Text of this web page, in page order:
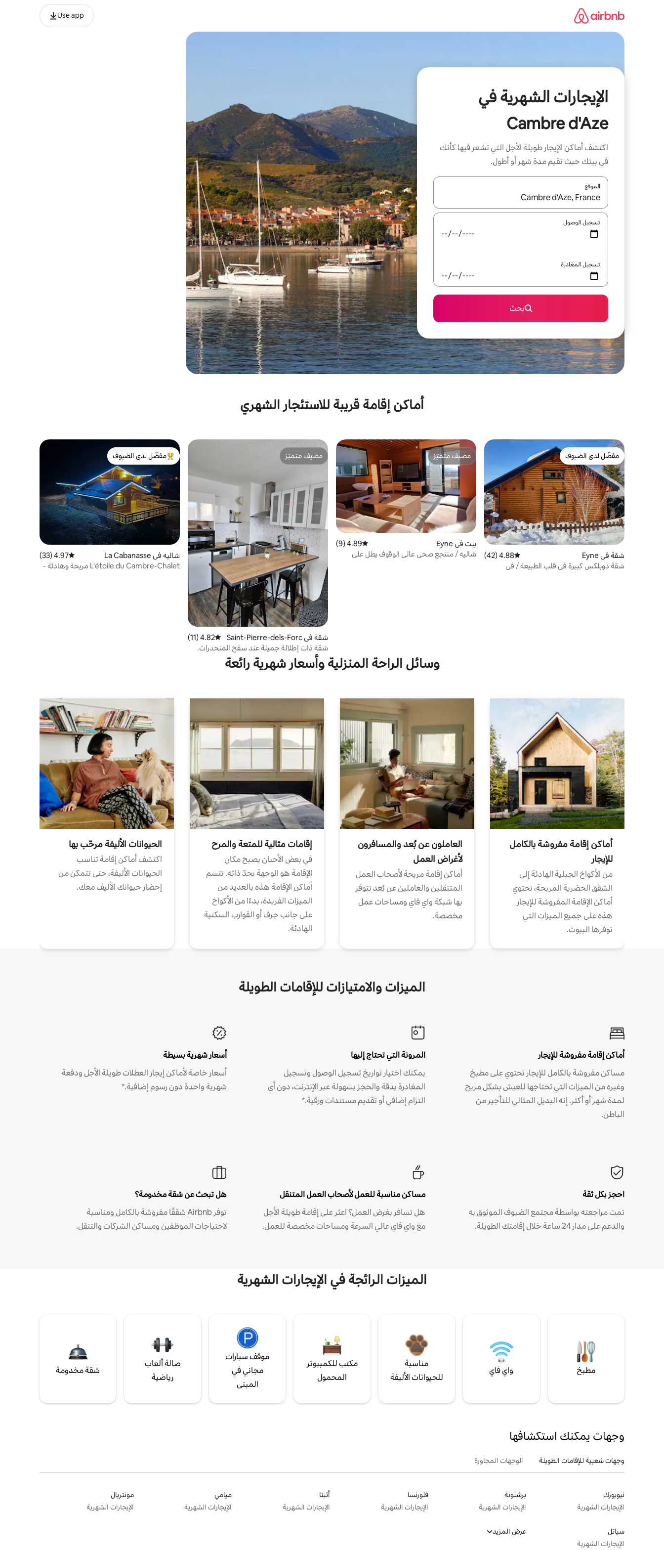
Use app
الإيجارات الشهرية في
Cambre d'Aze
اكتشف أماكن الإيجار طويلة الأجل التي تشعر فيها كأنك
في بيتك حيث تقيم مدة شهر أو أطول.
الموقع
عند توفر النتائج، انتقل باستخدام السهمين لأعلى ولأسفل أو استكشف عن طريق اللمس أو السحب.
تسجيل الوصول
تسجيل المغادرة
بحث
أماكن إقامة قريبة للاستئجار الشهري
مفضّل لدى الضيوف
مفضّل لدى الضيوف
شقة في Eyne متوسط التقييم 4.88 من 5، 42 مراجعات
4.88 (42)
شقة دوبلكس كبيرة في قلب الطبيعة / في
مضيف متميّز
مضيف متميّز
بيت في Eyne متوسط التقييم 4.89 من 5، 9 مراجعات
4.89 (9)
شاليه / منتجع صحي عالي الوقوف يطل على
مضيف متميّز
مضيف متميّز
شقة في Saint-Pierre-dels-Forc
ats
متوسط التقييم 4.82 من 5، 11 مراجعات
4.82 (11)
شقة ذات إطلالة جميلة عند سفح المنحدرات.
من أبرز البيوت المفضّلة لدى الضيوف
مفضّل لدى الضيوف
شاليه في La Cabanasse متوسط التقييم 4.97 من 5، 33 مراجعات
4.97 (33)
L'étoile du Cambre-Chalet مريحة وهادئة -
وسائل الراحة المنزلية وأسعار شهرية رائعة
أماكن إقامة مفروشة بالكامل
للإيجار
من الأكواخ الجبلية الهادئة إلى
الشقق الحضرية المريحة، تحتوي
أماكن الإقامة المفروشة للإيجار
هذه على جميع الميزات التي
توفرها البيوت.
العاملون عن بُعد والمسافرون
لأغراض العمل
أماكن إقامة مريحة لأصحاب العمل
المتنقلين والعاملين عن بُعد تتوفر
بها شبكة واي فاي ومساحات عمل
مخصصة.
إقامات مثالية للمتعة والمرح
في بعض الأحيان يصبح مكان
الإقامة هو الوجهة بحدّ ذاته. تتسم
أماكن الإقامة هذه بالعديد من
الميزات الفريدة، بدءًا من الأكواخ
على جانب جرف أو القوارب السكنية
الهادئة.
الحيوانات الأليفة مرحّب بها
اكتشف أماكن إقامة تناسب
الحيوانات الأليفة، حتى تتمكن من
إحضار حيوانك الأليف معك.
الميزات والامتيازات للإقامات الطويلة
أماكن إقامة مفروشة للإيجار
مساكن مفروشة بالكامل للإيجار تحتوي على مطبخ
وغيره من الميزات التي تحتاجها للعيش بشكل مريح
لمدة شهر أو أكثر. إنه البديل المثالي للتأجير من
الباطن.
المرونة التي تحتاج إليها
يمكنك اختيار تواريخ تسجيل الوصول وتسجيل
المغادرة بدقة والحجز بسهولة عبر الإنترنت، دون أي
التزام إضافي أو تقديم مستندات ورقية.*
أسعار شهرية بسيطة
أسعار خاصة لأماكن إيجار العطلات طويلة الأجل ودفعة
شهرية واحدة دون رسوم إضافية.*
احجز بكل ثقة
تمت مراجعته بواسطة مجتمع الضيوف الموثوق به
والدعم على مدار 24 ساعة خلال إقامتك الطويلة.
مساكن مناسبة للعمل لأصحاب العمل المتنقل
هل تسافر بغرض العمل؟ اعثر على إقامة طويلة الأجل
مع واي فاي عالي السرعة ومساحات مخصصة للعمل.
هل تبحث عن شقة مخدومة؟
توفر Airbnb شققًا مفروشة بالكامل ومناسبة
لاحتياجات الموظفين ومساكن الشركات والتنقل.
الميزات الرائجة في الإيجارات الشهرية
مطبخ واي فاي
مناسبة
للحيوانات الأليفة
مكتب للكمبيوتر
المحمول
موقف سيارات
مجاني في
المبنى
صالة ألعاب
رياضية
شقة مخدومة
وجهات يمكنك استكشافها
وجهات شعبية للإقامات الطويلة الوجهات المجاورة
نيويورك
الإيجارات الشهرية
برشلونة
الإيجارات الشهرية
فلورنسا
الإيجارات الشهرية
أثينا
الإيجارات الشهرية
ميامي
الإيجارات الشهرية
مونتريال
الإيجارات الشهرية
سياتل
الإيجارات الشهرية
عرض المزيد